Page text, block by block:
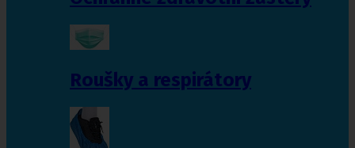
Roušky a respirátory